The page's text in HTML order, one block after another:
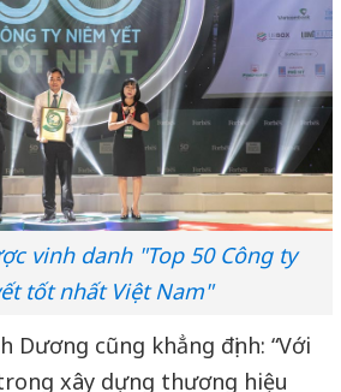
vinh danh "Top 50 Công ty
tốt nhất Việt Nam"
Dương cũng khẳng định: “Với
xây dựng thương hiệu